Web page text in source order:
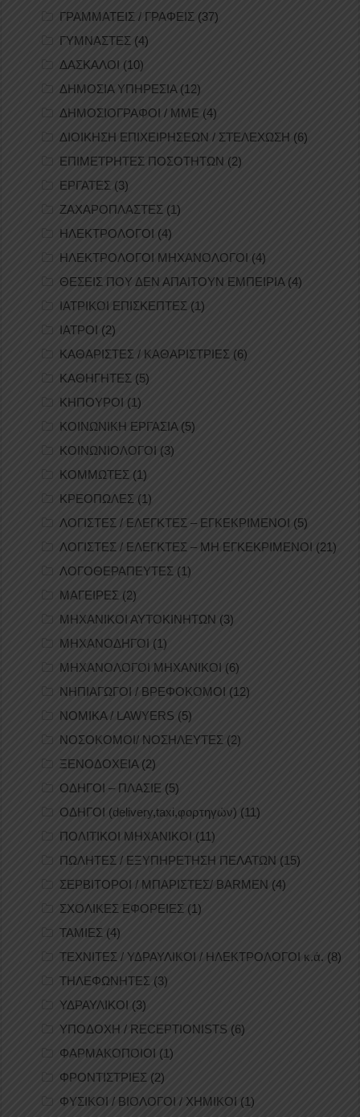
ΓΡΑΜΜΑΤΕΙΣ / ΓΡΑΦΕΙΣ (37)
ΓΥΜΝΑΣΤΕΣ (4)
ΔΑΣΚΑΛΟΙ (10)
ΔΗΜΟΣΙΑ ΥΠΗΡΕΣΙΑ(12)
ΔΗΜΟΣΙΟΓΡΑΦΟΙ / ΜΜΕ (4)
ΔΙΟΙΚΗΣΗ ΕΠΙΧΕΙΡΗΣΕΩΝ / ΣΤΕΛΕΧΩΣΗ (6)
ΕΠΙΜΕΤΡΗΤΕΣ ΠΟΣΟΤΗΤΩΝ (2)
ΕΡΓΑΤΕΣ (3)
ΖΑΧΑΡΟΠΛΑΣΤΕΣ (1)
ΗΛΕΚΤΡΟΛΟΓΟΙ (4)
ΗΛΕΚΤΡΟΛΟΓΟΙ ΜΗΧΑΝΟΛΟΓΟΙ (4)
ΘΕΣΕΙΣ ΠΟΥ ΔΕΝ ΑΠΑΙΤΟΥΝ ΕΜΠΕΙΡΙΑ(4)
ΙΑΤΡΙΚΟΙ ΕΠΙΣΚΕΠΤΕΣ (1)
ΙΑΤΡΟΙ (2)
ΚΑΘΑΡΙΣΤΕΣ / ΚΑΘΑΡΙΣΤΡΙΕΣ (6)
ΚΑΘΗΓΗΤΕΣ (5)
ΚΗΠΟΥΡΟΙ (1)
ΚΟΙΝΩΝΙΚΗ ΕΡΓΑΣΙΑ(5)
ΚΟΙΝΩΝΙΟΛΟΓΟΙ (3)
ΚΟΜΜΩΤΕΣ (1)
ΚΡΕΟΠΩΛΕΣ (1)
ΛΟΓΙΣΤΕΣ / ΕΛΕΓΚΤΕΣ – ΕΓΚΕΚΡΙΜΕΝΟΙ (5)
ΛΟΓΙΣΤΕΣ / ΕΛΕΓΚΤΕΣ – ΜΗ ΕΓΚΕΚΡΙΜΕΝΟΙ (21)
ΛΟΓΟΘΕΡΑΠΕΥΤΕΣ (1)
ΜΑΓΕΙΡΕΣ (2)
ΜΗΧΑΝΙΚΟΙ ΑΥΤΟΚΙΝΗΤΩΝ (3)
ΜΗΧΑΝΟΔΗΓΟΙ (1)
ΜΗΧΑΝΟΛΟΓΟΙ ΜΗΧΑΝΙΚΟΙ (6)
ΝΗΠΙΑΓΩΓΟΙ / ΒΡΕΦΟΚΟΜΟΙ (12)
ΝΟΜΙΚΑ / LAWYERS (5)
ΝΟΣΟΚΟΜΟΙ/ ΝΟΣΗΛΕΥΤΕΣ (2)
ΞΕΝΟΔΟΧΕΙΑ(2)
ΟΔΗΓΟΙ – ΠΛΑΣΙΕ (5)
ΟΔΗΓΟΙ (delivery,taxi,φορτηγών) (11)
ΠΟΛΙΤΙΚΟΙ ΜΗΧΑΝΙΚΟΙ (11)
ΠΩΛΗΤΕΣ / ΕΞΥΠΗΡΕΤΗΣΗ ΠΕΛΑΤΩΝ (15)
ΣΕΡΒΙΤΟΡΟΙ / ΜΠΑΡΙΣΤΕΣ/ BARMEN (4)
ΣΧΟΛΙΚΕΣ ΕΦΟΡΕΙΕΣ (1)
ΤΑΜΙΕΣ (4)
ΤΕΧΝΙΤΕΣ / ΥΔΡΑΥΛΙΚΟΙ / ΗΛΕΚΤΡΟΛΟΓΟΙ κ.ά. (8)
ΤΗΛΕΦΩΝΗΤΕΣ (3)
ΥΔΡΑΥΛΙΚΟΙ (3)
ΥΠΟΔΟΧΗ / RECEPTIONISTS (6)
ΦΑΡΜΑΚΟΠΟΙΟΙ (1)
ΦΡΟΝΤΙΣΤΡΙΕΣ (2)
ΦΥΣΙΚΟΙ / ΒΙΟΛΟΓΟΙ / ΧΗΜΙΚΟΙ (1)